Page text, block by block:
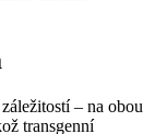
– na obou
transgenní